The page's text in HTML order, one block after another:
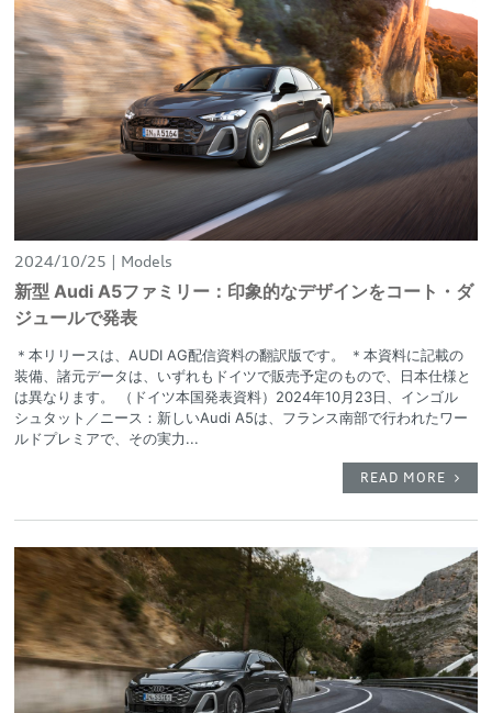
2024/10/25 Models
新型 Audi A5ファミリー：印象的なデザインをコート・ダ
ジュールで発表
＊本リリースは、AUDI AG配信資料の翻訳版です。 ＊本資料に記載の
装備、諸元データは、いずれもドイツで販売予定のもので、日本仕様と
は異なります。 （ドイツ本国発表資料）2024年10月23日、インゴル
シュタット／ニース：新しいAudi A5は、フランス南部で行われたワー
ルドプレミアで、その実力...
READ MORE